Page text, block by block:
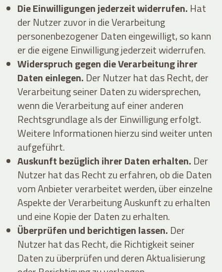
Die Einwilligungen jederzeit widerrufen. Hat
der Nutzer zuvor in die Verarbeitung
personenbezogener Daten eingewilligt, so kann
er die eigene Einwilligung jederzeit widerrufen.
Widerspruch gegen die Verarbeitung ihrer
Daten einlegen. Der Nutzer hat das Recht, der
Verarbeitung seiner Daten zu widersprechen,
wenn die Verarbeitung auf einer anderen
Rechtsgrundlage als der Einwilligung erfolgt.
Weitere Informationen hierzu sind weiter unten
aufgeführt.
Auskunft bezüglich ihrer Daten erhalten. Der
Nutzer hat das Recht zu erfahren, ob die Daten
vom Anbieter verarbeitet werden, über einzelne
Aspekte der Verarbeitung Auskunft zu erhalten
und eine Kopie der Daten zu erhalten.
Überprüfen und berichtigen lassen. Der
Nutzer hat das Recht, die Richtigkeit seiner
Daten zu überprüfen und deren Aktualisierung